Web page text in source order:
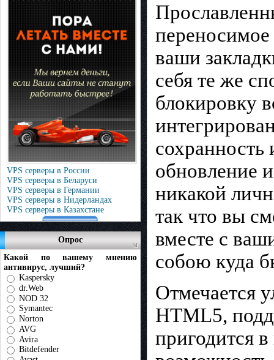
VPS серверы в России
VPS серверы в Беларуси
VPS серверы в Германии
VPS серверы в Нидерландах
VPS серверы в Казахстане
Опрос
Какой по вашему мнению
антивирус, лучший?
Kaspersky
dr.Web
NOD 32
Symantec
Norton
AVG
Avira
Bitdefender
ваши
себя те же
блокировку
обновление
никакой
так что вы
вместе с
собою куда
Отмечается
HTML5,
пригодится